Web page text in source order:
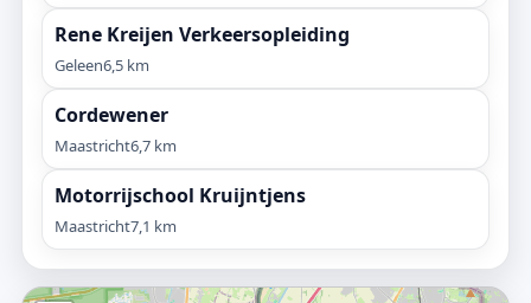
Rene Kreijen Verkeersopleiding
Geleen6,5 km
Cordewener
Maastricht6,7 km
Motorrijschool Kruijntjens
Maastricht7,1 km